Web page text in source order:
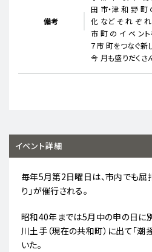
備考
田 市・津 和 野 町
化 など そ れ ぞ
市 町 の イ ベ ント
７市 町をつなぐ
今 月も盛りだくさ
イベント詳細
毎年5月第2日曜日は、市内でも屈
り」が催行される。
昭和40年までは5月中の申の日に
川土手（現在の共和町）に出て「潮
いた。